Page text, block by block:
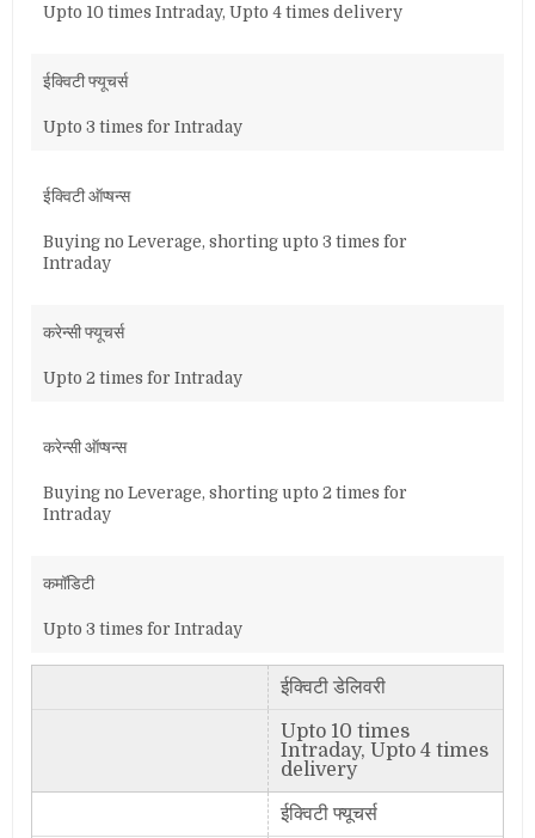
Upto 10 times Intraday, Upto 4 times delivery
ईक्विटी फ्यूचर्स
Upto 3 times for Intraday
ईक्विटी ऑप्षन्स
Buying no Leverage, shorting upto 3 times for
Intraday
करेन्सी फ्यूचर्स
Upto 2 times for Intraday
करेन्सी ऑप्षन्स
Buying no Leverage, shorting upto 2 times for
Intraday
कमॉडिटी
Upto 3 times for Intraday
ईक्विटी डेलिवरी
Upto 10 times
Intraday, Upto 4 times
delivery
ईक्विटी फ्यूचर्स